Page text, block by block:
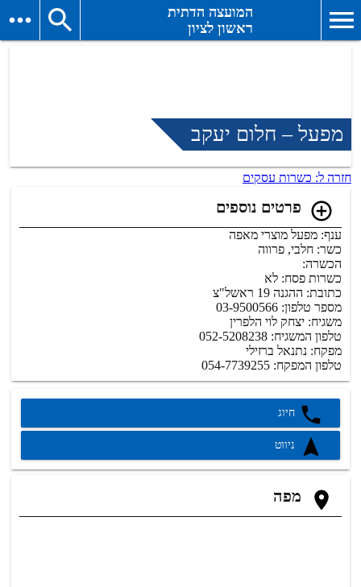
המועצה הדתית
ראשון לציון
מפעל – חלום יעקב
חזרה ל: כשרות עסקים
פרטים נוספים
ענף: מפעל מוצרי מאפה
כשר: חלבי, פרווה
הכשרה:
כשרות פסח: לא
כתובת: ההגנה 19 ראשל"צ
מספר טלפון: 03-9500566
משגיח: יצחק לוי הלפרין
טלפון המשגיח: 052-5208238
מפקח: נתנאל ברזילי
טלפון המפקח: 054-7739255
חיוג
ניווט
מפה